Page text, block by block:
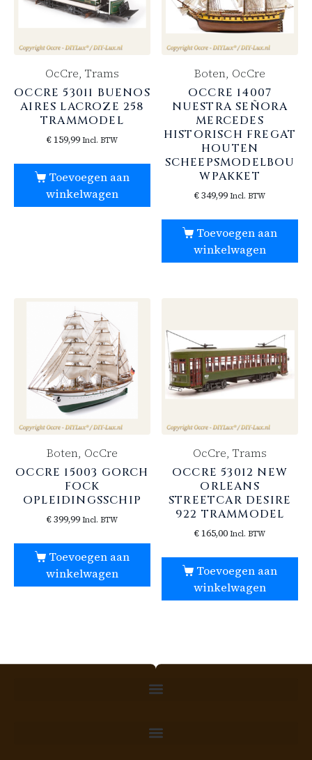
OcCre, Trams
OCCRE 53011 BUENOS
AIRES LACROZE 258
TRAMMODEL
€159,99 Incl. BTW
Toevoegen aan
winkelwagen
Boten, OcCre
OCCRE 14007
NUESTRA SEÑORA
MERCEDES
HISTORISCH FREGAT
HOUTEN
SCHEEPSMODELBOU
WPAKKET
€349,99 Incl. BTW
Toevoegen aan
winkelwagen
Boten, OcCre
OCCRE 15003 GORCH
FOCK
OPLEIDINGSSCHIP
€399,99 Incl. BTW
Toevoegen aan
winkelwagen
OcCre, Trams
OCCRE 53012 NEW
ORLEANS
STREETCAR DESIRE
922 TRAMMODEL
€ 165,00 Incl. BTW
Toevoegen aan
winkelwagen